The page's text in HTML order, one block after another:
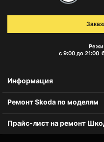
с 9:00 до 21:00
Информация
Ремонт Skoda по моделям
Прайс-лист на ремонт